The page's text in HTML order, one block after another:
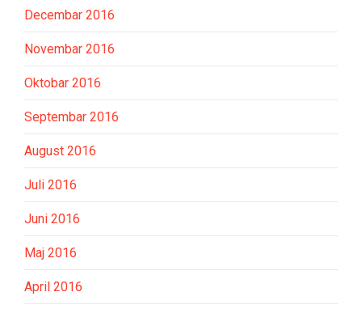
Decembar 2016
Novembar 2016
Oktobar 2016
Septembar 2016
August 2016
Juli 2016
Juni 2016
Maj 2016
April 2016